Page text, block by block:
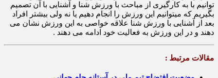
توانیم با به کارگیری از مباحث با ورزش شنا و آشنایی با آن تصمیم
بگیریم که میتوانیم این ورزش را انجام دهیم یا نه ولی بیشتر افراد
بعد از آشنایی با ورزش شنا علاقه خواصی به این ورزش نشان می
دهند و در این ورزش به فعالیت خود ادامه می دهند .
مقالات مرتبط :